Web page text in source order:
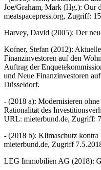
Joe/Graham, Mark (Hg.): Our
meatspacepress.org, Zugriff:
Harvey, David (2005): Der
Kofner, Stefan (2012):
Finanzinvestoren auf den
Auftrag der
und Neue Finanzinvestoren
Düsseldorf.
- (2018 a): Modernisieren
Rationalität des
URL: mieterbund.de, Zugriff:
- (2018 b): Klimaschutz
mieterbund.de, Zugriff
LEG Immobilien AG (2018):